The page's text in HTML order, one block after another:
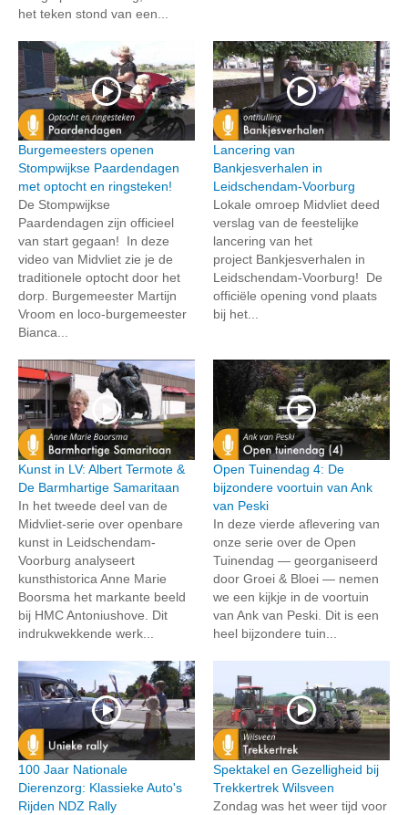
het teken stond van een...
Burgemeesters openen
Stompwijkse Paardendagen
met optocht en ringsteken!
De Stompwijkse
Paardendagen zijn officieel
van start gegaan! In deze
video van Midvliet zie je de
traditionele optocht door het
dorp. Burgemeester Martijn
Vroom en loco-burgemeester
Bianca...
Lancering van
Bankjesverhalen in
Leidschendam-Voorburg
Lokale omroep Midvliet deed
verslag van de feestelijke
lancering van het
project Bankjesverhalen in
Leidschendam-Voorburg! De
officiële opening vond plaats
bij het...
Kunst in LV: Albert Termote &
De Barmhartige Samaritaan
In het tweede deel van de
Midvliet-serie over openbare
kunst in Leidschendam-
Voorburg analyseert
kunsthistorica Anne Marie
Boorsma het markante beeld
bij HMC Antoniushove. Dit
indrukwekkende werk...
Open Tuinendag 4: De
bijzondere voortuin van Ank
van Peski
In deze vierde aflevering van
onze serie over de Open
Tuinendag — georganiseerd
door Groei & Bloei — nemen
we een kijkje in de voortuin
van Ank van Peski. Dit is een
heel bijzondere tuin...
100 Jaar Nationale
Dierenzorg: Klassieke Auto's
Rijden NDZ Rally
Spektakel en Gezelligheid bij
Trekkertrek Wilsveen
Zondag was het weer tijd voor